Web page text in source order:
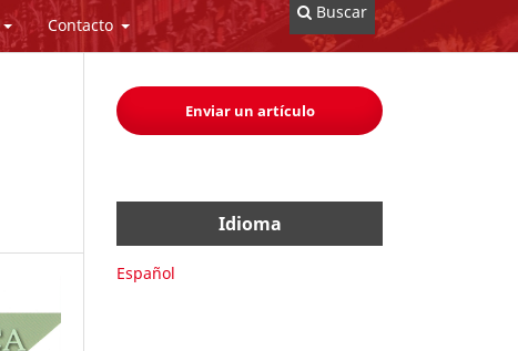
Contacto
Buscar
Enviar un artículo
Idioma
Español